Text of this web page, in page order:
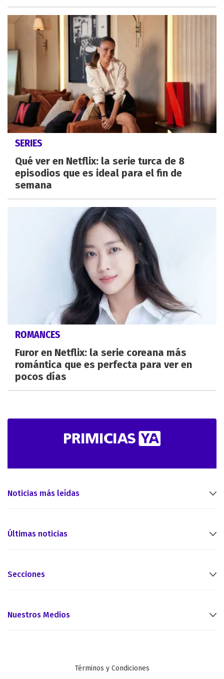
SERIES
Qué ver en Netflix: la serie turca de 8
episodios que es ideal para el fin de
semana
ROMANCES
Furor en Netflix: la serie coreana más
romántica que es perfecta para ver en
pocos días
Noticias más leídas
Últimas noticias
Secciones
Nuestros Medios
Términos y Condiciones